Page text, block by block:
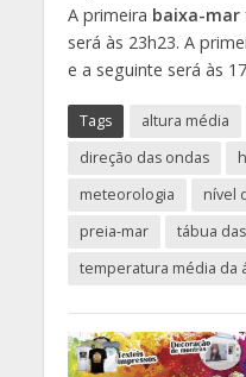
A primeira baixa-mar
será às 23h23. A
e a seguinte será às
Tags altura média
direção das ondas
meteorologia
nível
preia-mar
tábua
temperatura média da